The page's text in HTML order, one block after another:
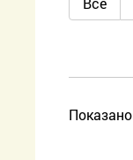
Показано